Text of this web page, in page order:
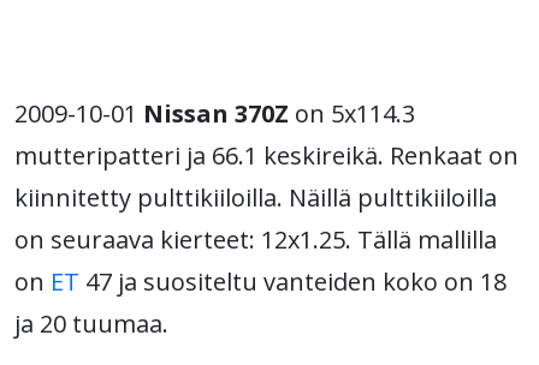
2009-10-01 Nissan 370Z on 5x114.3
mutteripatteri ja 66.1 keskireikä. Renkaat on
kiinnitetty pulttikiiloilla. Näillä pulttikiiloilla
on seuraava kierteet: 12x1.25. Tällä mallilla
on ET 47 ja suositeltu vanteiden koko on 18
ja 20 tuumaa.